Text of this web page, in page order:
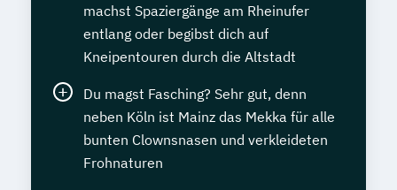
machst Spaziergänge am Rheinufer
entlang oder begibst dich auf
Kneipentouren durch die Altstadt
Du magst Fasching? Sehr gut, denn
neben Köln ist Mainz das Mekka für alle
bunten Clownsnasen und verkleideten
Frohnaturen